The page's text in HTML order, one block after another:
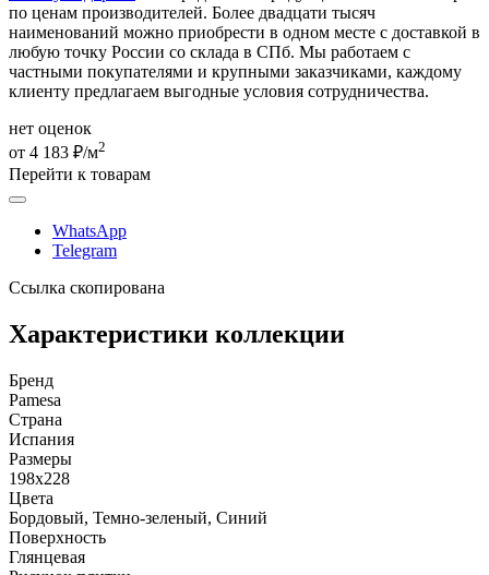
по ценам производителей. Более двадцати тысяч
наименований можно приобрести в одном месте с доставкой в
любую точку России со склада в СПб. Мы работаем с
частными покупателями и крупными заказчиками, каждому
клиенту предлагаем выгодные условия сотрудничества.
нет оценок
от 4 183 ₽/м2
Перейти к товарам
WhatsApp
Telegram
Ссылка скопирована
Характеристики коллекции
Бренд
Pamesa
Страна
Испания
Размеры
198x228
Цвета
Бордовый, Темно-зеленый, Синий
Поверхность
Глянцевая